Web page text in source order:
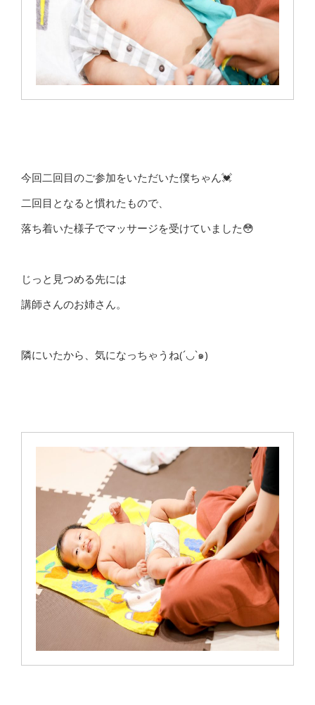
今回二回目のご参加をいただいた僕ちゃん💓
二回目となると慣れたもので、
落ち着いた様子でマッサージを受けていました😳
じっと見つめる先には
講師さんのお姉さん。
隣にいたから、気になっちゃうね(´◡`๑)